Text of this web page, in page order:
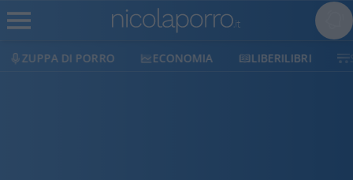
ECONOMIA LIBERILIBRI SHOP SOSTIENICI